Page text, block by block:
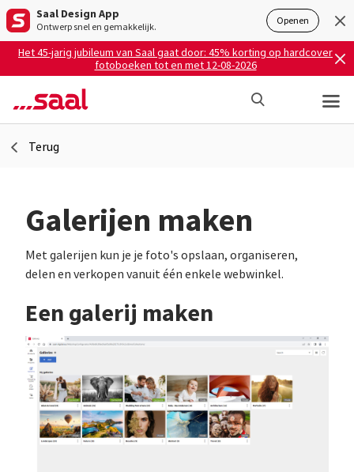
Saal Design App
Ontwerp snel en gemakkelijk. Openen
Het 45-jarig jubileum van Saal gaat door: 45% korting op hardcover
fotoboeken tot en met 12-08-2026
Terug
Galerijen maken
Met galerijen kun je je foto's opslaan, organiseren,
delen en verkopen vanuit één enkele webwinkel.
Een galerij maken